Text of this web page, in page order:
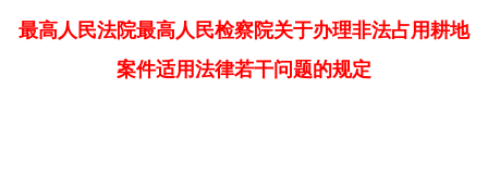
最高人民法院最高人民检察院关于办理非法占用耕地
案件适用法律若干问题的规定